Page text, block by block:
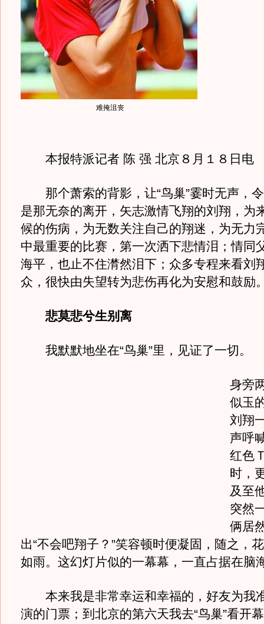
难掩沮丧
本报特派记者 陈 强 北京８月１８日电
那个萧索的背影，让“鸟巢”霎时无声，
是那无奈的离开，矢志激情飞翔的刘翔，为
候的伤病，为无数关注自己的翔迷，为无力
中最重要的比赛，第一次洒下悲情泪；情同
海平，也止不住潸然泪下；众多专程来看刘
众，很快由失望转为悲伤再化为安慰和鼓励
悲莫悲兮生别离
我默默地坐在“鸟巢”里，见证了一切。
身旁
似玉
刘翔
声呼
红色
时，
及至
突然
俩居
出“不会吧翔子？”笑容顿时便凝固，随之，
如雨。这幻灯片似的一幕幕，一直占据在脑
本来我是非常幸运和幸福的，好友为我
演的门票；到北京的第六天我去“鸟巢”看开